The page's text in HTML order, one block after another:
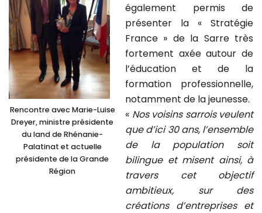
Rencontre avec Marie-Luise
Dreyer, ministre présidente
du land de Rhénanie-
Palatinat et actuelle
présidente de la Grande
Région
également permis de
présenter la « Stratégie
France » de la Sarre très
fortement axée autour de
l’éducation et de la
formation professionnelle,
notamment de la jeunesse.
« Nos voisins sarrois veulent
que d’ici 30 ans, l’ensemble
de la population soit
bilingue et misent ainsi, à
travers cet objectif
ambitieux, sur des
créations d’entreprises et